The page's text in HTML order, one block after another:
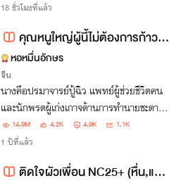
18 ชั่วโมงที่แล้ว
คุณหนูใหญ่ผู้นี้ไม่ต้องการก้าวหน้า
หอหมื่นอักษร
จีน
นางคือปรมาจารย์ปู้ฉิว แพทย์ผู้ช่วยชีวิตคน
และนักพรตผู้เก่งเกาจด้านการทำนายชะตา
ไม่ว่าทางโลกหรือจิตวิญญาณนางรักษาได้
ทั้งสิ้น!
14.9M 4.2K 4.9K 1.1K
1 ปีที่แล้ว
ติดใจผัวเพื่อน NC25+ (หื่น,แซ่บ)